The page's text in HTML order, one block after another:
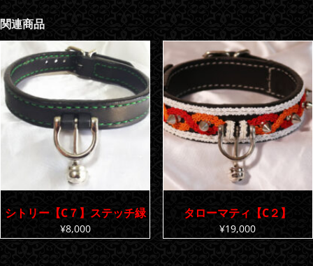
関連商品
シトリー【C７】ステッチ緑
¥8,000
タローマティ【C２】
¥19,000